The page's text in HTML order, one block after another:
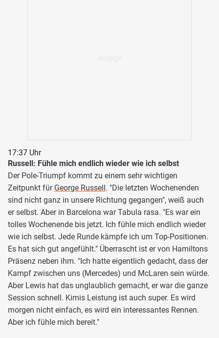
17:37 Uhr
Russell: Fühle mich endlich wieder wie ich selbst
Der Pole-Triumpf kommt zu einem sehr wichtigen
Zeitpunkt für George Russell . "Die letzten Wochenenden
sind nicht ganz in unsere Richtung gegangen", weiß auch
er selbst. Aber in Barcelona war Tabula rasa. "Es war ein
tolles Wochenende bis jetzt. Ich fühle mich endlich wieder
wie ich selbst. Jede Runde kämpfe ich um Top-Positionen.
Es hat sich gut angefühlt." Überrascht ist er von Hamiltons
Präsenz neben ihm. "Ich hatte eigentlich gedacht, dass der
Kampf zwischen uns (Mercedes) und McLaren sein würde.
Aber Lewis hat das unglaublich gemacht, er war die ganze
Session schnell. Kimis Leistung ist auch super. Es wird
morgen nicht einfach, es wird ein interessantes Rennen.
Aber ich fühle mich bereit."